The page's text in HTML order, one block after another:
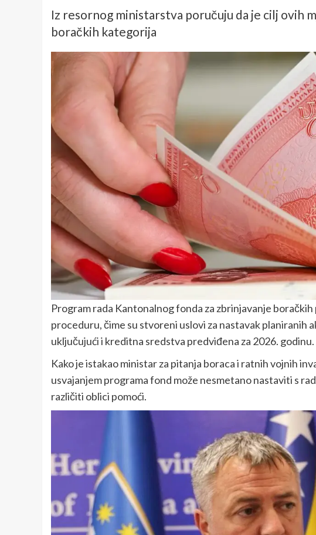
Iz resornog ministarstva poručuju da je cilj ovih
boračkih kategorija
Program rada Kantonalnog fonda za zbrinjavanje
proceduru, čime su stvoreni uslovi za nastavak planiranih
uključujući i kreditna sredstva predviđena za 2026. godinu.
Kako je istakao ministar za pitanja boraca i ratnih vojnih
usvajanjem programa fond može nesmetano nastaviti s
različiti oblici pomoći.